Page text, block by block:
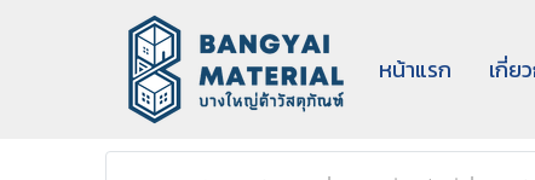
หน้าแรก เกี่ย